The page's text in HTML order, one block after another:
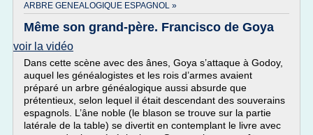
ARBRE GENEALOGIQUE ESPAGNOL »
Même son grand-père. Francisco de Goya
voir la vidéo
Dans cette scène avec des ânes, Goya s’attaque à Godoy,
auquel les généalogistes et les rois d’armes avaient
préparé un arbre généalogique aussi absurde que
prétentieux, selon lequel il était descendant des souverains
espagnols. L’âne noble (le blason se trouve sur la partie
latérale de la table) se divertit en contemplant le livre avec